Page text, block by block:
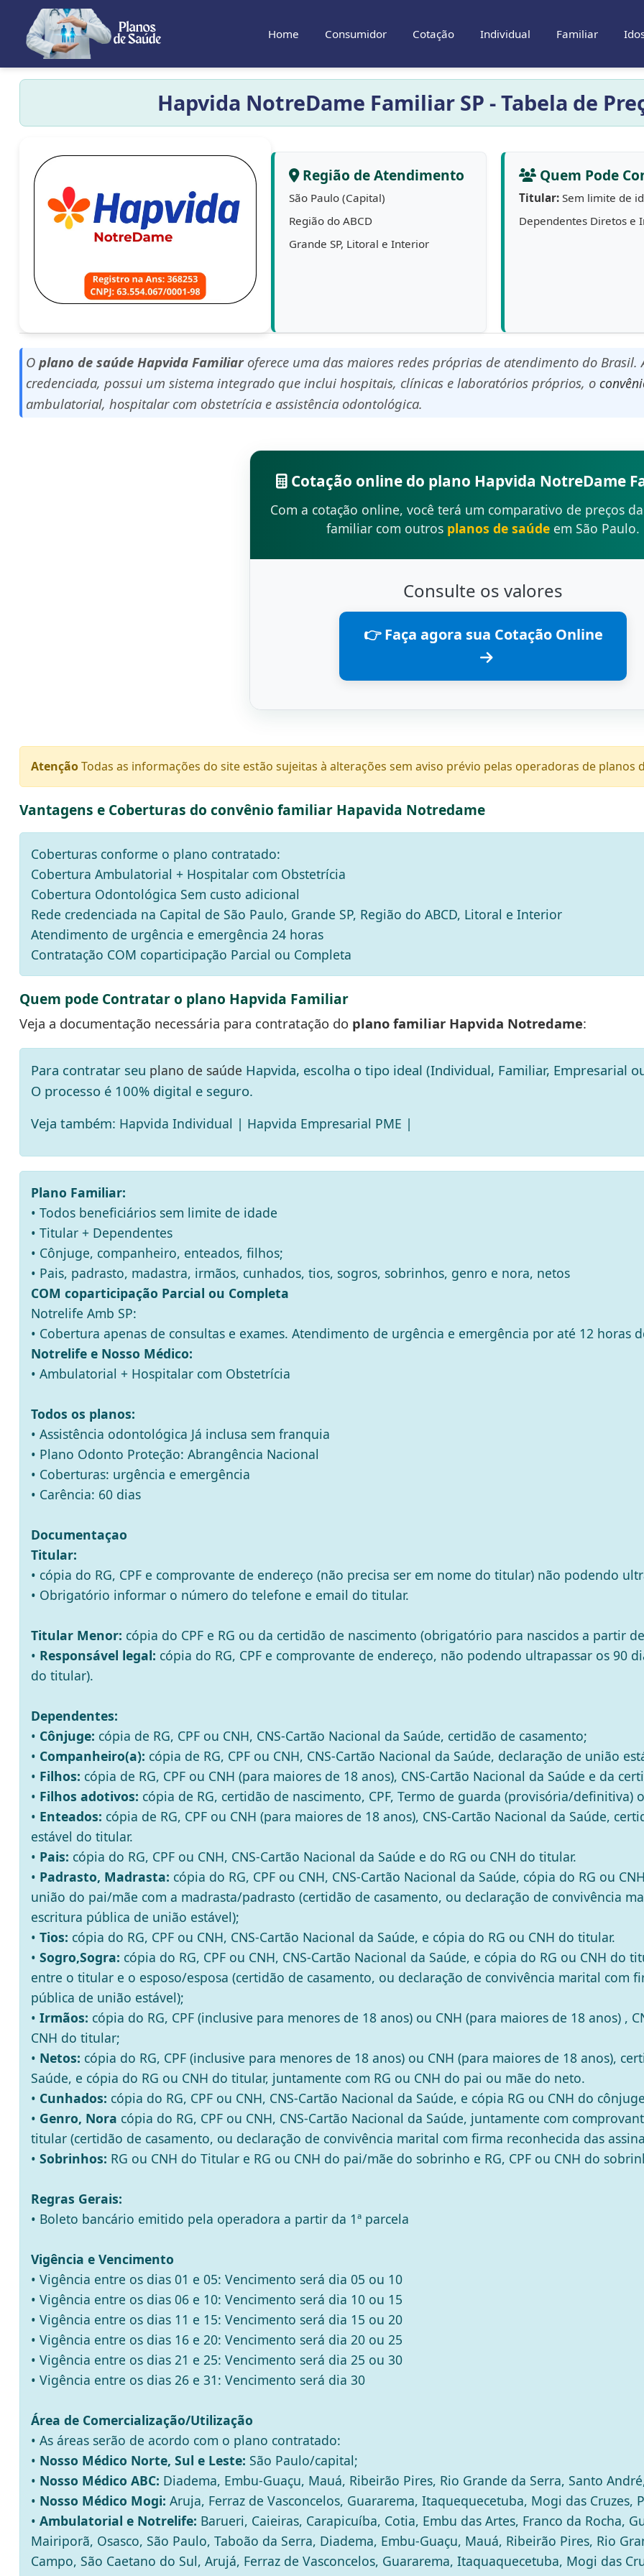
Home Consumidor Cotação Individual Familiar
Hapvida NotreDame Familiar SP - Tabela de
Região de Atendimento
São Paulo (Capital)
Região do ABCD
Grande SP, Litoral e Interior
Quem Pode
Titular: Sem limite de
Dependentes Diretos e
O plano de saúde Hapvida Familiaroferece uma das maiores redes próprias de atendimento do
credenciada, possui um sistema integrado que inclui hospitais, clínicas e laboratórios próprios, o
ambulatorial, hospitalar com obstetrícia e assistência odontológica.
Cotação online do plano Hapvida NotreDame
Com a cotação online, você terá um comparativo de preços
familiar com outros planos de saúde em São Paulo.
Consulte os valores
👉 Faça agora sua Cotação Online
AtençãoTodas as informações do site estão sujeitas à alterações sem aviso prévio pelas operadoras de planos
Vantagens e Coberturas do convênio familiar Hapavida Notredame
Coberturas conforme o plano contratado:
Cobertura Ambulatorial + Hospitalar com Obstetrícia
Cobertura Odontológica Sem custo adicional
Rede credenciada na Capital de São Paulo, Grande SP, Região do ABCD, Litoral e Interior
Atendimento de urgência e emergência 24 horas
Contratação COM coparticipação Parcial ou Completa
Quem pode Contratar o plano Hapvida Familiar
Veja a documentação necessária para contratação do plano familiar Hapvida Notredame:
Para contratar seu plano de saúde Hapvida, escolha o tipo ideal (Individual, Familiar, Empresarial
O processo é 100% digital e seguro.
Veja também: Hapvida Individual | Hapvida Empresarial PME |
Plano Familiar:
• Todos beneficiários sem limite de idade
• Titular + Dependentes
• Cônjuge, companheiro, enteados, filhos;
• Pais, padrasto, madastra, irmãos, cunhados, tios, sogros, sobrinhos, genro e nora, netos
COM coparticipação Parcial ou Completa
Notrelife Amb SP:
• Cobertura apenas de consultas e exames. Atendimento de urgência e emergência por até 12 horas
Notrelife e Nosso Médico:
• Ambulatorial + Hospitalar com Obstetrícia
Todos os planos:
• Assistência odontológica Já inclusa sem franquia
• Plano Odonto Proteção: Abrangência Nacional
• Coberturas: urgência e emergência
• Carência: 60 dias
Documentaçao
Titular:
• cópia do RG, CPF e comprovante de endereço (não precisa ser em nome do titular) não podendo
• Obrigatório informar o número do telefone e email do titular.
Titular Menor: cópia do CPF e RG ou da certidão de nascimento (obrigatório para nascidos a partir
• Responsável legal: cópia do RG, CPF e comprovante de endereço, não podendo ultrapassar os 90
do titular).
Dependentes:
• Cônjuge: cópia de RG, CPF ou CNH, CNS-Cartão Nacional da Saúde, certidão de casamento;
• Companheiro(a): cópia de RG, CPF ou CNH, CNS-Cartão Nacional da Saúde, declaração de união
• Filhos: cópia de RG, CPF ou CNH (para maiores de 18 anos), CNS-Cartão Nacional da Saúde e da
• Filhos adotivos: cópia de RG, certidão de nascimento, CPF, Termo de guarda (provisória/
• Enteados: cópia de RG, CPF ou CNH (para maiores de 18 anos), CNS-Cartão Nacional da Saúde,
estável do titular.
• Pais: cópia do RG, CPF ou CNH, CNS-Cartão Nacional da Saúde e do RG ou CNH do titular.
• Padrasto, Madrasta: cópia do RG, CPF ou CNH, CNS-Cartão Nacional da Saúde, cópia do RG ou
união do pai/mãe com a madrasta/padrasto (certidão de casamento, ou declaração de convivência
escritura pública de união estável);
• Tios: cópia do RG, CPF ou CNH, CNS-Cartão Nacional da Saúde, e cópia do RG ou CNH do titular.
• Sogro,Sogra: cópia do RG, CPF ou CNH, CNS-Cartão Nacional da Saúde, e cópia do RG ou CNH
entre o titular e o esposo/esposa (certidão de casamento, ou declaração de convivência marital com
pública de união estável);
• Irmãos: cópia do RG, CPF (inclusive para menores de 18 anos) ou CNH (para maiores de 18 anos) ,
CNH do titular;
• Netos: cópia do RG, CPF (inclusive para menores de 18 anos) ou CNH (para maiores de 18 anos),
Saúde, e cópia do RG ou CNH do titular, juntamente com RG ou CNH do pai ou mãe do neto.
• Cunhados: cópia do RG, CPF ou CNH, CNS-Cartão Nacional da Saúde, e cópia RG ou CNH do
• Genro, Nora cópia do RG, CPF ou CNH, CNS-Cartão Nacional da Saúde, juntamente com
titular (certidão de casamento, ou declaração de convivência marital com firma reconhecida das
• Sobrinhos: RG ou CNH do Titular e RG ou CNH do pai/mãe do sobrinho e RG, CPF ou CNH do
Regras Gerais:
• Boleto bancário emitido pela operadora a partir da 1ª parcela
Vigência e Vencimento
• Vigência entre os dias 01 e 05: Vencimento será dia 05 ou 10
• Vigência entre os dias 06 e 10: Vencimento será dia 10 ou 15
• Vigência entre os dias 11 e 15: Vencimento será dia 15 ou 20
• Vigência entre os dias 16 e 20: Vencimento será dia 20 ou 25
• Vigência entre os dias 21 e 25: Vencimento será dia 25 ou 30
• Vigência entre os dias 26 e 31: Vencimento será dia 30
Área de Comercialização/Utilização
• As áreas serão de acordo com o plano contratado:
• Nosso Médico Norte, Sul e Leste: São Paulo/capital;
• Nosso Médico ABC: Diadema, Embu-Guaçu, Mauá, Ribeirão Pires, Rio Grande da Serra, Santo
• Nosso Médico Mogi: Aruja, Ferraz de Vasconcelos, Guararema, Itaquequecetuba, Mogi das Cruzes,
• Ambulatorial e Notrelife: Barueri, Caieiras, Carapicuíba, Cotia, Embu das Artes, Franco da Rocha,
Mairiporã, Osasco, São Paulo, Taboão da Serra, Diadema, Embu-Guaçu, Mauá, Ribeirão Pires, Rio
Campo, São Caetano do Sul, Arujá, Ferraz de Vasconcelos, Guararema, Itaquaquecetuba, Mogi das